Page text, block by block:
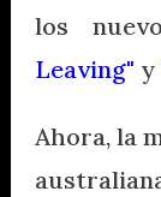
los
Leaving" y
Ahora, la